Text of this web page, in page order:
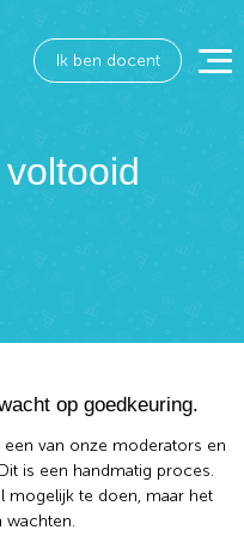
Ik ben docent
op goedkeuring.
van onze moderators en
is een handmatig proces.
mogelijk te doen, maar het
wachten.
een beleggingsterm
die je graag
helpen je graag een